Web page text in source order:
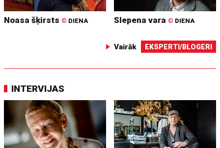
Noasa šķirsts © DIENA Slepena vara © DIENA
Vairāk EKSPERTI/BLOGERI
INTERVIJAS